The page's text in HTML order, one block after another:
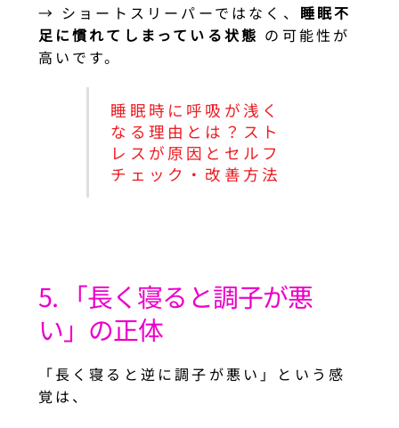
→ ショートスリーパーではなく、 睡眠不
足に慣れてしまっている状態 の可能性が
高いです。
睡眠時に呼吸が浅く
なる理由とは？スト
レスが原因とセルフ
チェック・改善方法
5. 「長く寝ると調子が悪
い」の正体
「長く寝ると逆に調子が悪い」という感
覚は、